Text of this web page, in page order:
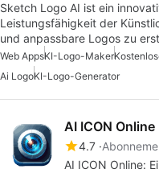
Sketch Logo AI ist ein
Leistungsfähigkeit der
und anpassbare Logos zu
Web AppsKI-Logo-Maker
Ai LogoKI-Logo-Generator
AI ICON Online
4.7
AI ICON Online: